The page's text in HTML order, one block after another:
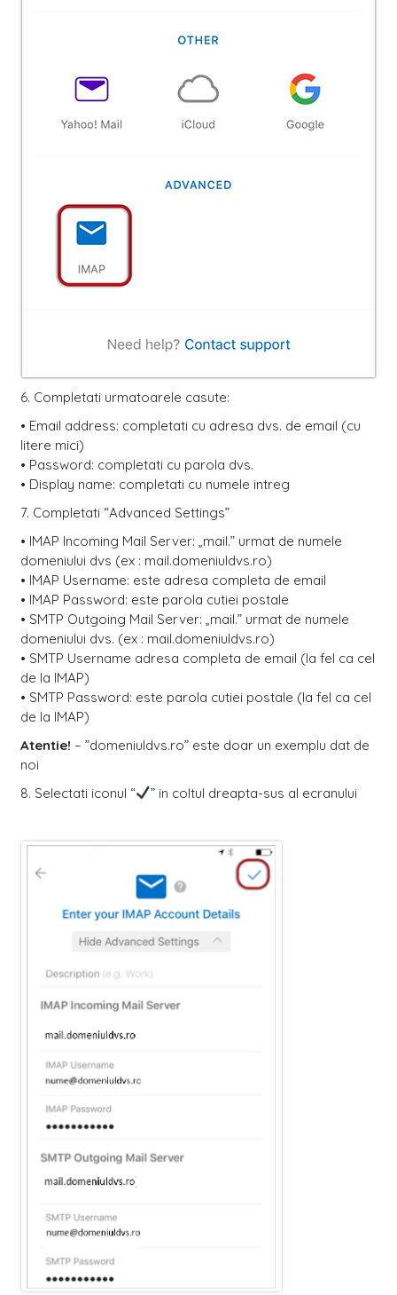
6. Completati urmatoarele casute:
• Email address: completati cu adresa dvs. de email (cu
litere mici)
• Password: completati cu parola dvs.
• Display name: completati cu numele intreg
7. Completati “Advanced Settings”
• IMAP Incoming Mail Server: „mail.” urmat de numele
domeniului dvs (ex : mail.domeniuldvs.ro)
• IMAP Username: este adresa completa de email
• IMAP Password: este parola cutiei postale
• SMTP Outgoing Mail Server: „mail.” urmat de numele
domeniului dvs. (ex : mail.domeniuldvs.ro)
• SMTP Username adresa completa de email (la fel ca cel
de la IMAP)
• SMTP Password: este parola cutiei postale (la fel ca cel
de la IMAP)
Atentie! – ”domeniuldvs.ro” este doar un exemplu dat de
noi
8. Selectati iconul “
” in coltul dreapta-sus al ecranului